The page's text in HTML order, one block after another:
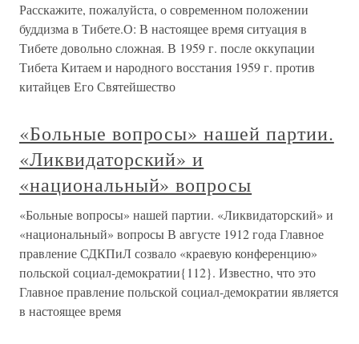
Расскажите, пожалуйста, о современном положении
буддизма в Тибете.О: В настоящее время ситуация в
Тибете довольно сложная. В 1959 г. после оккупации
Тибета Китаем и народного восстания 1959 г. против
китайцев Его Святейшество
«Больные вопросы» нашей партии.
«Ликвидаторский» и
«национальный» вопросы
«Больные вопросы» нашей партии. «Ликвидаторский» и
«национальный» вопросы В августе 1912 года Главное
правление СДКПиЛ созвало «краевую конференцию»
польской социал-демократии{112}. Известно, что это
Главное правление польской социал-демократии является
в настоящее время